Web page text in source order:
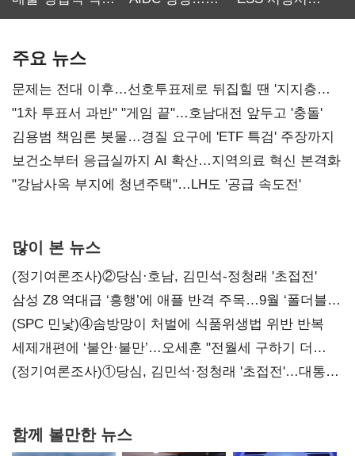
주요 뉴스
문제는 전대 이후…선호투표제로 뒤집힐 땐 '지지층
불복'
"1차 투표서 과반" "게임 끝"…호남대전 앞두고 '충돌'
김용범 책임론 봇물…경질 요구에 'ETF 특검' 주장까지
보건소부터 응급실까지 AI 확산…지역의료 혁신 본격화
"강남사옥 부지에 청년주택"…LH도 '공급 속도전'
많이 본 뉴스
(정기여론조사)②당심·호남, 김민석-정청래 '초접전'
삼성 Z8 역대급 ‘흥행’에 애플 반격 주목…9월 ‘폴더블
대전’
(SPC 민낯)④솜방망이 처벌에 식품위생법 위반 반복
세제개편에 ‘불안·불만’…오세훈 "전월세 구하기 더
힘들어질 것"
(정기여론조사)①당심, 김민석·정청래 '초접전'…대통령
함께 볼만한 뉴스